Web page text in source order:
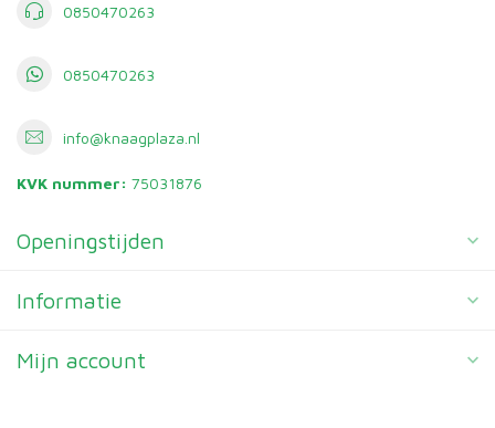
0850470263
0850470263
info@knaagplaza.nl
KVK nummer: 75031876
Openingstijden
Informatie
Mijn account